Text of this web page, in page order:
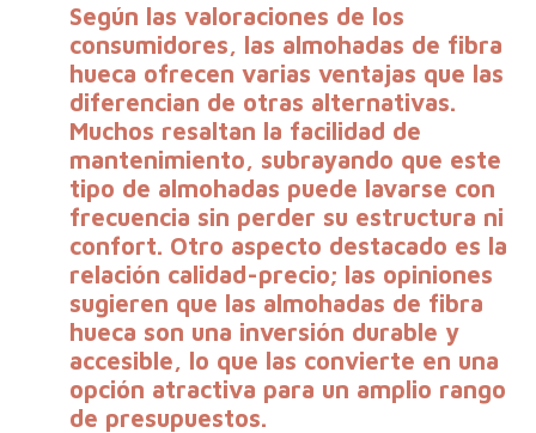
Según las valoraciones de los
consumidores, las almohadas de fibra
hueca ofrecen varias ventajas que las
diferencian de otras alternativas.
Muchos resaltan la facilidad de
mantenimiento, subrayando que este
tipo de almohadas puede lavarse con
frecuencia sin perder su estructura ni
confort. Otro aspecto destacado es la
relación calidad-precio; las opiniones
sugieren que las almohadas de fibra
hueca son una inversión durable y
accesible, lo que las convierte en una
opción atractiva para un amplio rango
de presupuestos.